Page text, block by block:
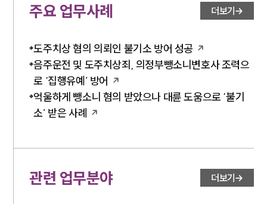
주요 업무사례 더보기
도주치상 혐의 의뢰인 불기소 방어 성공
음주운전 및 도주치상죄, 의정부뺑소니변호사 조력으
로 ‘집행유예’ 방어
억울하게 뺑소니 혐의 받았으나 대륜 도움으로 ‘불기
소’ 받은 사례
관련 업무분야 더보기